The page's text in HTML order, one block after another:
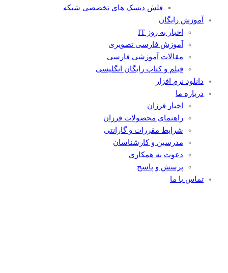
فلش دیسک های تخصصی شبکه
آموزش رایگان
اخبار به روز IT
آموزش فارسی تصویری
مقالات آموزشی فارسی
فیلم و کتاب رایگان انگلیسی
دانلود نرم افزار
درباره ما
اخبار فرزان
راهنمای محصولات فرزان
شرایط مقررات و گارانتی
مدرسین و کارشناسان
دعوت به همکاری
پرسش و پاسخ
تماس با ما